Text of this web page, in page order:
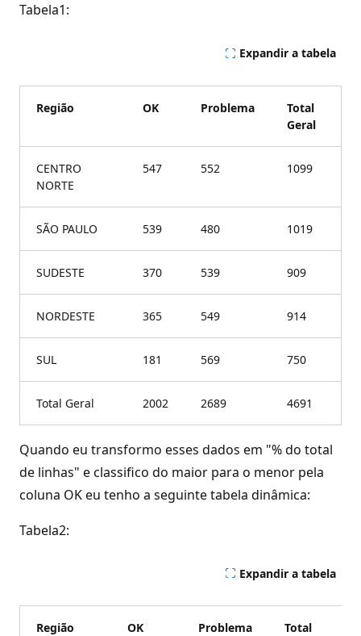
Tabela1:
Expandir a tabela
Região OK Problema
Total
Geral
CENTRO
NORTE
547 552 1099
SÃO PAULO 539 480 1019
SUDESTE 370 539 909
NORDESTE 365 549 914
SUL 181 569 750
Total Geral 2002 2689 4691
Quando eu transformo esses dados em "% do total
de linhas" e classifico do maior para o menor pela
coluna OK eu tenho a seguinte tabela dinâmica:
Tabela2:
Expandir a tabela
Região OK Problema
Total